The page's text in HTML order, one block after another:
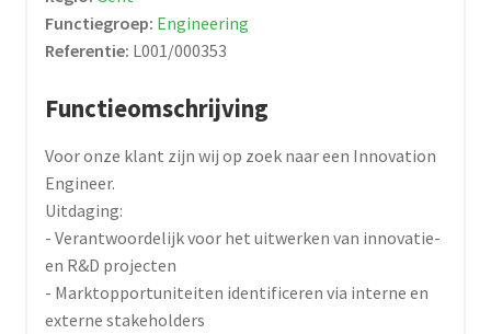
Functiegroep: Engineering
Referentie: L001/000353
Functieomschrijving
Voor onze klant zijn wij op zoek naar een Innovation
Engineer.
Uitdaging:
- Verantwoordelijk voor het uitwerken van innovatie-
en R&D projecten
- Marktopportuniteiten identificeren via interne en
externe stakeholders